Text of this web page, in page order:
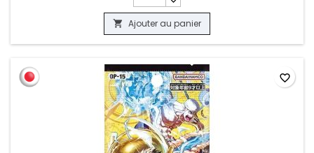
 Ajouter au panier
favorite_border